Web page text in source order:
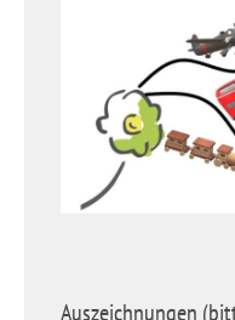
Auszeichnungen